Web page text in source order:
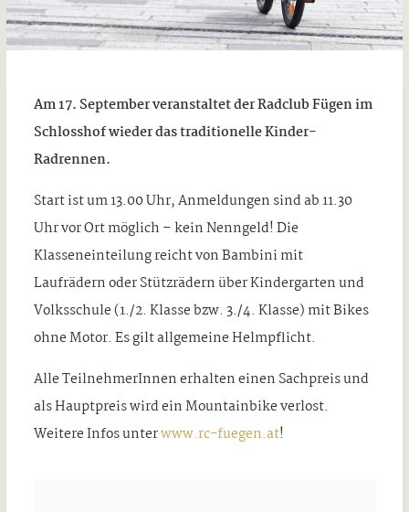
Am 17. September veranstaltet der Radclub Fügen im
Schlosshof wieder das traditionelle Kinder-
Radrennen.
Start ist um 13.00 Uhr, Anmeldungen sind ab 11.30
Uhr vor Ort möglich – kein Nenngeld! Die
Klasseneinteilung reicht von Bambini mit
Laufrädern oder Stützrädern über Kindergarten und
Volksschule (1./2. Klasse bzw. 3./4. Klasse) mit Bikes
ohne Motor. Es gilt allgemeine Helmpflicht.
Alle TeilnehmerInnen erhalten einen Sachpreis und
als Hauptpreis wird ein Mountainbike verlost.
Weitere Infos unterwww.rc-fuegen.at!